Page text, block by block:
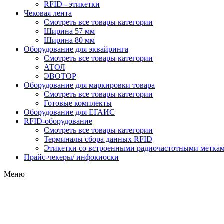
RFID - этикетки
Чековая лента
Смотреть все товары категории
Ширина 57 мм
Ширина 80 мм
Оборудование для эквайринга
Смотреть все товары категории
АТОЛ
ЭВОТОР
Оборудование для маркировки товара
Смотреть все товары категории
Готовые комплекты
Оборудование для ЕГАИС
RFID-оборудование
Смотреть все товары категории
Терминалы сбора данных RFID
Этикетки со встроенными радиочастотными
Прайс-чекеры/ инфокиоски
Меню